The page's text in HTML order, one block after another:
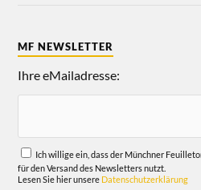
MF NEWSLETTER
Ihre eMailadresse:
Ich willige ein, dass der Münchner
für den Versand des Newsletters nutzt.
Lesen Sie hier unsere Datenschutzerklärung